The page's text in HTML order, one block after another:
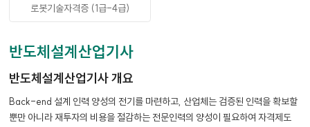
로봇기술자격증 (1급-4급)
반도체설계산업기사
반도체설계산업기사 개요
Back-end 설계 인력 양성의 전기를 마련하고, 산업체는 검증된 인력을 확보할
뿐만 아니라 재투자의 비용을 절감하는 전문인력의 양성이 필요하여 자격제도